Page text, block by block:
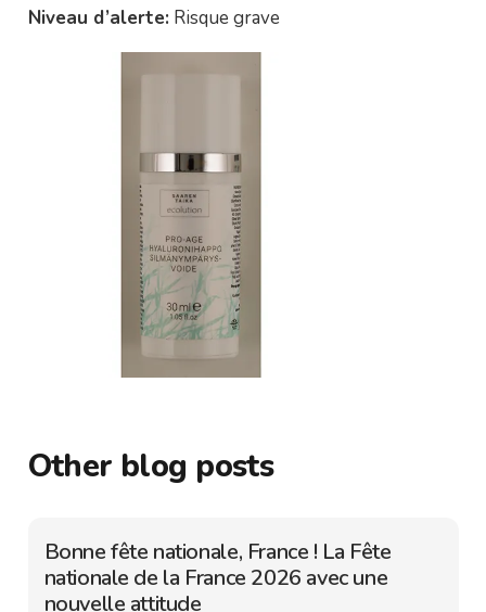
Niveau d’alerte: Risque grave
Other blog posts
Bonne fête nationale, France ! La Fête
nationale de la France 2026 avec une
nouvelle attitude